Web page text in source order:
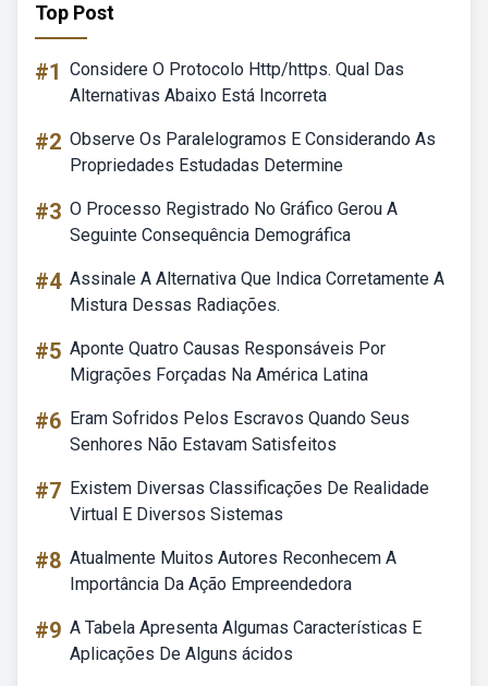
Top Post
#1 Considere O Protocolo Http/https. Qual Das
Alternativas Abaixo Está Incorreta
#2 Observe Os Paralelogramos E Considerando As
Propriedades Estudadas Determine
#3 O Processo Registrado No Gráfico Gerou A
Seguinte Consequência Demográfica
#4 Assinale A Alternativa Que Indica Corretamente A
Mistura Dessas Radiações.
#5 Aponte Quatro Causas Responsáveis Por
Migrações Forçadas Na América Latina
#6 Eram Sofridos Pelos Escravos Quando Seus
Senhores Não Estavam Satisfeitos
#7 Existem Diversas Classificações De Realidade
Virtual E Diversos Sistemas
#8 Atualmente Muitos Autores Reconhecem A
Importância Da Ação Empreendedora
#9 A Tabela Apresenta Algumas Características E
Aplicações De Alguns ácidos